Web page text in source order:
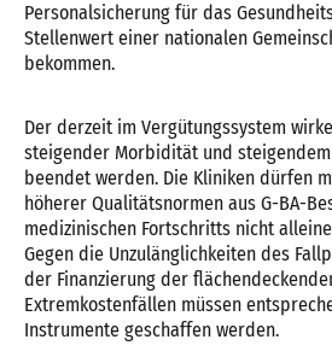
Personalsicherung für das
Stellenwert einer nationalen
bekommen.
Der derzeit im Vergütungssystem
steigender Morbidität und
beendet werden. Die Kliniken dürfen
höherer Qualitätsnormen aus G-BA-
medizinischen Fortschritts nicht
Gegen die Unzulänglichkeiten des
der Finanzierung der
Extremkostenfällen müssen
Instrumente geschaffen werden.